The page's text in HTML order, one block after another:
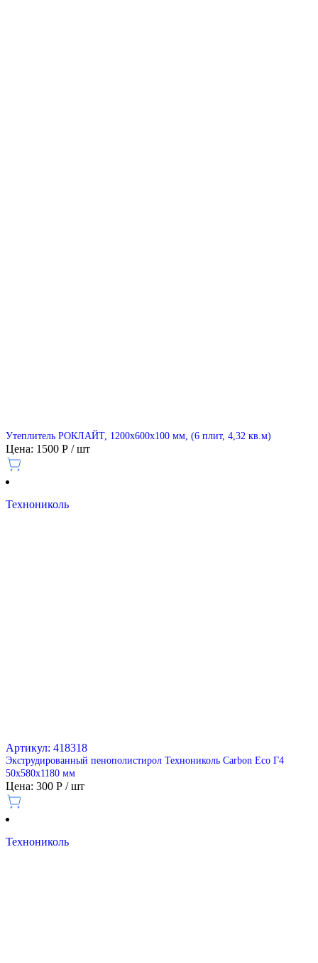
Утеплитель РОКЛАЙТ, 1200х600х100 мм, (6 плит, 4,32 кв.м)
Цена: 1500 Р / шт
Технониколь
Артикул: 418318
Экструдированный пенополистирол Технониколь Carbon Eco Г4
50х580х1180 мм
Цена: 300 Р / шт
Технониколь